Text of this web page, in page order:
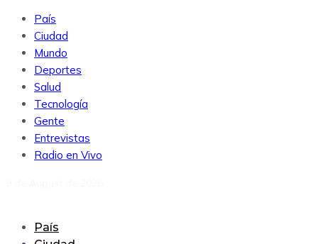
País
Ciudad
Mundo
Deportes
Salud
Tecnología
Gente
Entrevistas
Radio en Vivo
País